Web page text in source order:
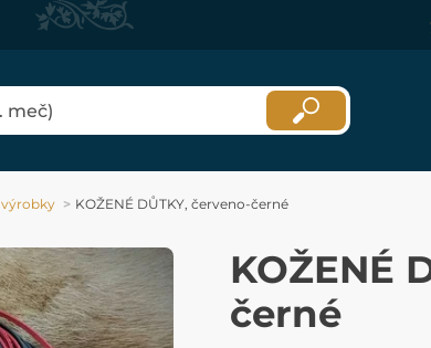
KOŽENÉ DŮTKY, červeno-černé
KOŽENÉ
černé